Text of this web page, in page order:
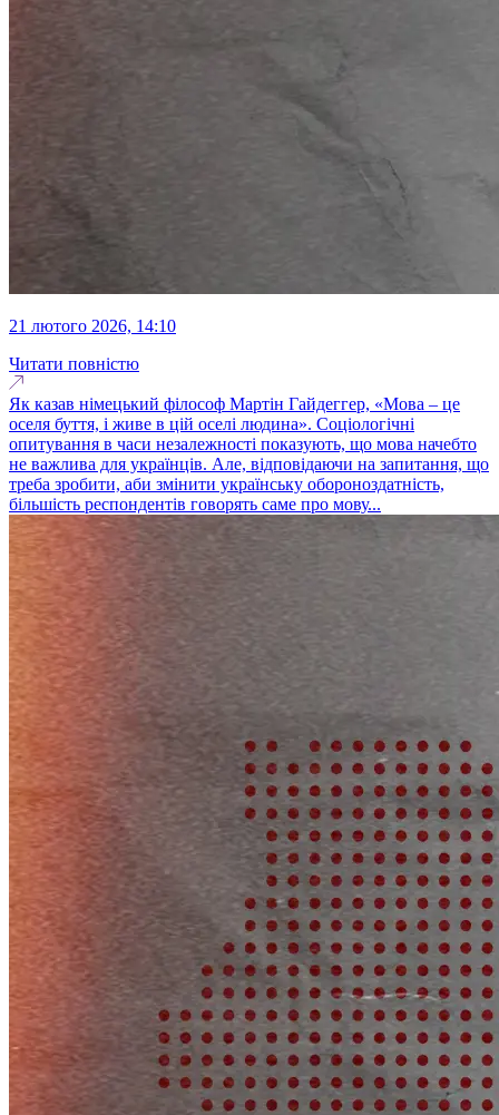
21 лютого 2026, 14:10
Читати повністю
Як казав німецький філософ Мартін Гайдеггер, «Мова – це
оселя буття, і живе в цій оселі людина». Соціологічні
опитування в часи незалежності показують, що мова начебто
не важлива для українців. Але, відповідаючи на запитання, що
треба зробити, аби змінити українську обороноздатність,
більшість респондентів говорять саме про мову...